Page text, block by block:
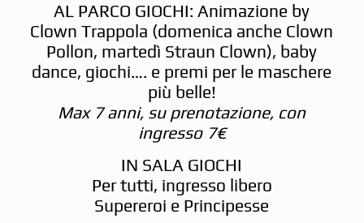
AL PARCO GIOCHI: Animazione by
Clown Trappola (domenica anche Clown
Pollon, martedì Straun Clown), baby
dance, giochi…. e premi per le maschere
più belle!
Max 7 anni, su prenotazione, con
ingresso 7€
IN SALA GIOCHI
Per tutti, ingresso libero
Supereroi e Principesse